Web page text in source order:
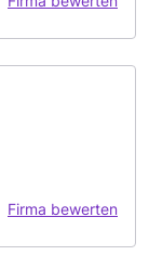
Firma bewerten